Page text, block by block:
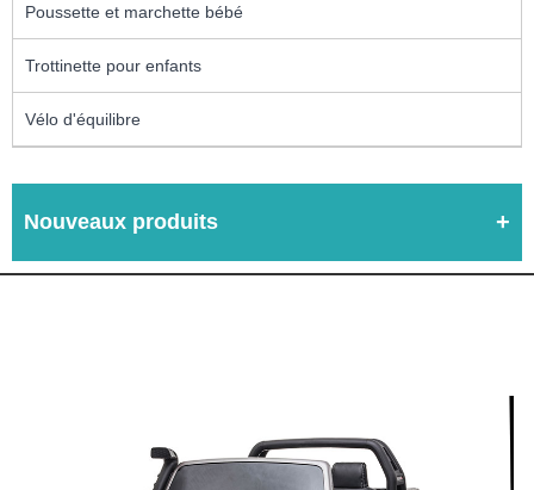
Poussette et marchette bébé
Trottinette pour enfants
Vélo d'équilibre
Nouveaux produits